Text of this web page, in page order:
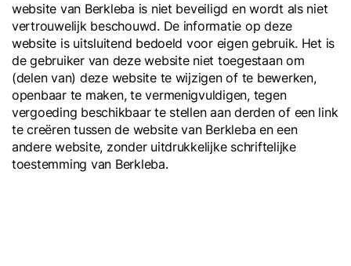
website van Berkleba is niet beveiligd en wordt als niet
vertrouwelijk beschouwd. De informatie op deze
website is uitsluitend bedoeld voor eigen gebruik. Het is
de gebruiker van deze website niet toegestaan om
(delen van) deze website te wijzigen of te bewerken,
openbaar te maken, te vermenigvuldigen, tegen
vergoeding beschikbaar te stellen aan derden of een link
te creëren tussen de website van Berkleba en een
andere website, zonder uitdrukkelijke schriftelijke
toestemming van Berkleba.